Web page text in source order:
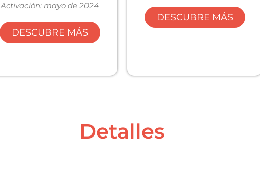
Activación: mayo de 2024
DESCUBRE MÁS
DESCUBRE MÁS
Detalles